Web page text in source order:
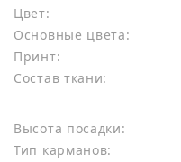
Цвет:
Основные цвета:
Принт:
Состав ткани:
Высота посадки:
Тип карманов: